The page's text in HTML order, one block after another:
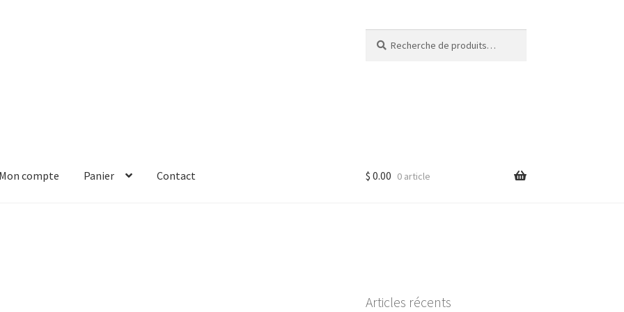
pour :
Mon compte Panier Contact $ 0.00 0 article
Articles récents